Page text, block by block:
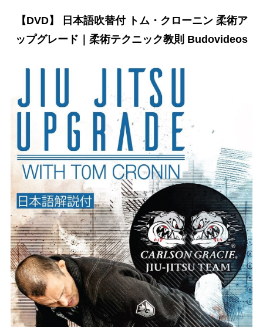
【DVD】 日本語吹替付 トム・クローニン 柔術ア
ップグレード｜柔術テクニック教則 Budovideos